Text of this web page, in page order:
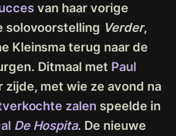
van haar vorige
solovoorstelling Verder,
Kleinsma terug naar de
Ditmaal met Paul
zijde, met wie ze avond na
zalen speelde in
De Hospita. De nieuwe